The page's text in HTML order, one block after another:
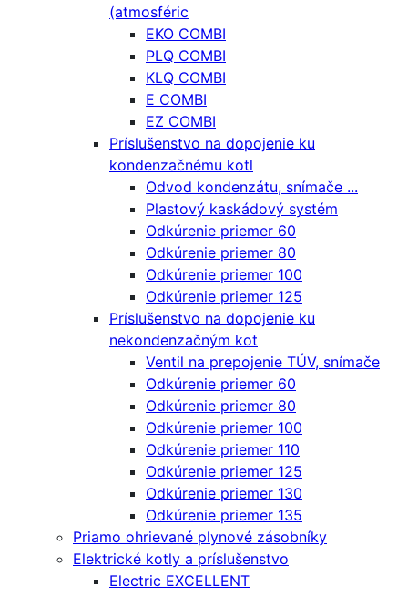
(atmosféric
EKO COMBI
PLQ COMBI
KLQ COMBI
E COMBI
EZ COMBI
Príslušenstvo na dopojenie ku
kondenzačnému kotl
Odvod kondenzátu, snímače ...
Plastový kaskádový systém
Odkúrenie priemer 60
Odkúrenie priemer 80
Odkúrenie priemer 100
Odkúrenie priemer 125
Príslušenstvo na dopojenie ku
nekondenzačným kot
Ventil na prepojenie TÚV, snímače
Odkúrenie priemer 60
Odkúrenie priemer 80
Odkúrenie priemer 100
Odkúrenie priemer 110
Odkúrenie priemer 125
Odkúrenie priemer 130
Odkúrenie priemer 135
Priamo ohrievané plynové zásobníky
Elektrické kotly a príslušenstvo
Electric EXCELLENT